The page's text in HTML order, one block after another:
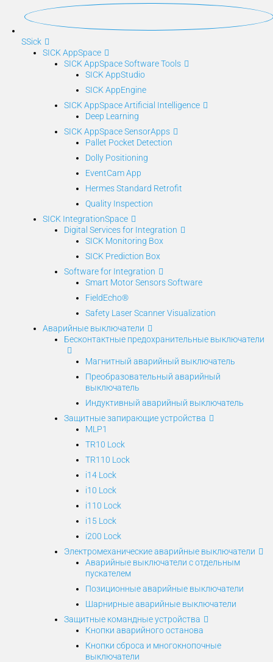
SSick
SICK AppSpace
SICK AppSpace Software Tools
SICK AppStudio
SICK AppEngine
SICK AppSpace Artificial Intelligence
Deep Learning
SICK AppSpace SensorApps
Pallet Pocket Detection
Dolly Positioning
EventCam App
Hermes Standard Retrofit
Quality Inspection
SICK IntegrationSpace
Digital Services for Integration
SICK Monitoring Box
SICK Prediction Box
Software for Integration
Smart Motor Sensors Software
FieldEcho®
Safety Laser Scanner Visualization
Аварийные выключатели
Бесконтактные предохранительные выключатели
Магнитный аварийный выключатель
Преобразовательный аварийный
выключатель
Индуктивный аварийный выключатель
Защитные запирающие устройства
MLP1
TR10 Lock
TR110 Lock
i14 Lock
i10 Lock
i110 Lock
i15 Lock
i200 Lock
Электромеханические аварийные выключатели
Аварийные выключатели с отдельным
пускателем
Позиционные аварийные выключатели
Шарнирные аварийные выключатели
Защитные командные устройства
Кнопки аварийного останова
Кнопки сброса и многокнопочные
выключатели